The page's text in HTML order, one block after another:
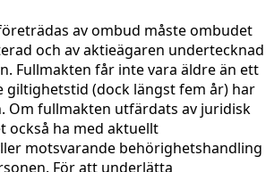
av ombud måste ombudet
och av aktieägaren undertecknad
Fullmakten får inte vara äldre än ett
giltighetstid (dock längst fem år) har
Om fullmakten utfärdats av juridisk
också ha med aktuellt
motsvarande behörighetshandling
För att underlätta